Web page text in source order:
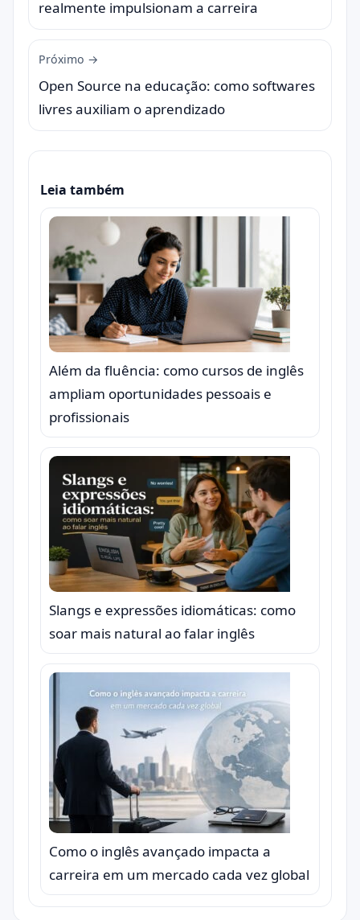
realmente impulsionam a carreira
Próximo →
Open Source na educação: como softwares
livres auxiliam o aprendizado
Leia também
Além da fluência: como cursos de inglês
ampliam oportunidades pessoais e
profissionais
Slangs e expressões idiomáticas: como
soar mais natural ao falar inglês
Como o inglês avançado impacta a
carreira em um mercado cada vez global